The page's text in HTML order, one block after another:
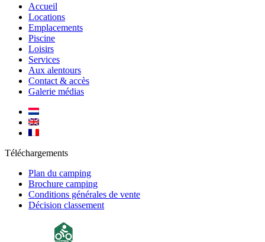
Accueil
Locations
Emplacements
Piscine
Loisirs
Services
Aux alentours
Contact & accès
Galerie médias
Téléchargements
Plan du camping
Brochure camping
Conditions générales de vente
Décision classement